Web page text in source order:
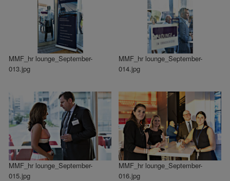
MMF_hr lounge_September-
013.jpg
MMF_hr lounge_September-
014.jpg
MMF_hr lounge_September-
015.jpg
MMF_hr lounge_September-
016.jpg